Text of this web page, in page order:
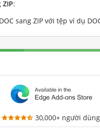
ZIP:
sang ZIP với tệp ví dụ
30,000+ người dùng